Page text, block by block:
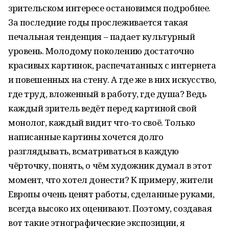
зрительском интересе остановимся подробнее.
За последние годы прослеживается такая
печальная тенденция – падает культурный
уровень. Молодому поколению достаточно
красивых картинок, распечатанных с интернета
и повешенных на стену. А где же в них искусство,
где труд, вложенный в работу, где душа? Ведь
каждый зритель ведёт перед картиной свой
монолог, каждый видит что-то своё. Только
написанные картины хочется долго
разглядывать, всматриваться в каждую
чёрточку, понять, о чём художник думал в этот
момент, что хотел донести? К примеру, жители
Европы очень ценят работы, сделанные руками,
всегда высоко их оценивают. Поэтому, создавая
вот такие этнографические экспозиции, я